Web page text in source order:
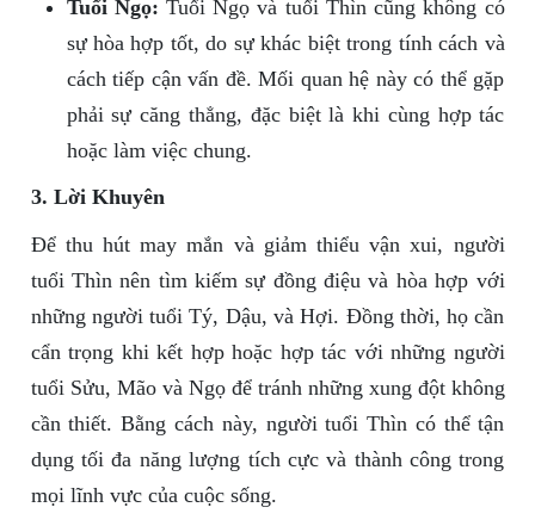
Tuổi Ngọ: Tuổi Ngọ và tuổi Thìn cũng không có
sự hòa hợp tốt, do sự khác biệt trong tính cách và
cách tiếp cận vấn đề. Mối quan hệ này có thể gặp
phải sự căng thẳng, đặc biệt là khi cùng hợp tác
hoặc làm việc chung.
3. Lời Khuyên
Để thu hút may mắn và giảm thiểu vận xui, người
tuổi Thìn nên tìm kiếm sự đồng điệu và hòa hợp với
những người tuổi Tý, Dậu, và Hợi. Đồng thời, họ cần
cẩn trọng khi kết hợp hoặc hợp tác với những người
tuổi Sửu, Mão và Ngọ để tránh những xung đột không
cần thiết. Bằng cách này, người tuổi Thìn có thể tận
dụng tối đa năng lượng tích cực và thành công trong
mọi lĩnh vực của cuộc sống.